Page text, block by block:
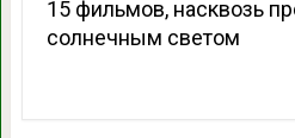
15 фильмов, насквозь
солнечным светом